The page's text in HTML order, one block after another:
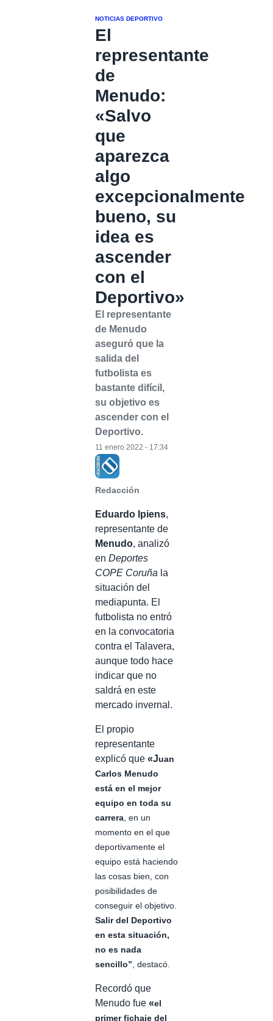
NOTICIAS DEPORTIVO
El
representante
de
Menudo:
«Salvo
que
aparezca
algo
excepcionalmente
bueno, su
idea es
ascender
con el
Deportivo»
El representante
de Menudo
aseguró que la
salida del
futbolista es
bastante difícil,
su objetivo es
ascender con el
Deportivo.
Redacción
11 enero 2022 - 17:34
Eduardo Ipiens,
representante de
Menudo, analizó
en Deportes
COPE Coruña la
situación del
mediapunta. El
futbolista no entró
en la convocatoria
contra el Talavera,
aunque todo hace
indicar que no
saldrá en este
mercado invernal.
El propio
representante
explicó que «Juan
Carlos Menudo
está en el mejor
equipo en toda su
carrera , en un
momento en el que
deportivamente el
equipo está haciendo
las cosas bien, con
posibilidades de
conseguir el objetivo.
Salir del Deportivo
en esta situación,
no es nada
sencillo” , destacó.
Recordó que
Menudo fue «el
primer fichaje del